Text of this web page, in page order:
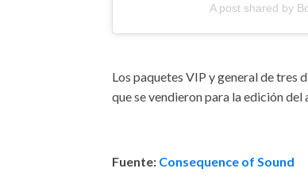
A post shared by
Los paquetes VIP y general de tres
que se vendieron para la edición
Fuente: Consequence of Sound